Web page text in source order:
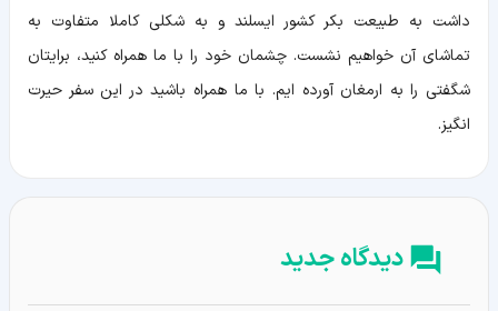
داشت به طبیعت بکر کشور ایسلند و به شکلی کاملا متفاوت به
تماشای آن خواهیم نشست. چشمان خود را با ما همراه کنید، برایتان
شگفتی را به ارمغان آورده ایم. با ما همراه باشید در این سفر حیرت
انگیز.
دیدگاه جدید